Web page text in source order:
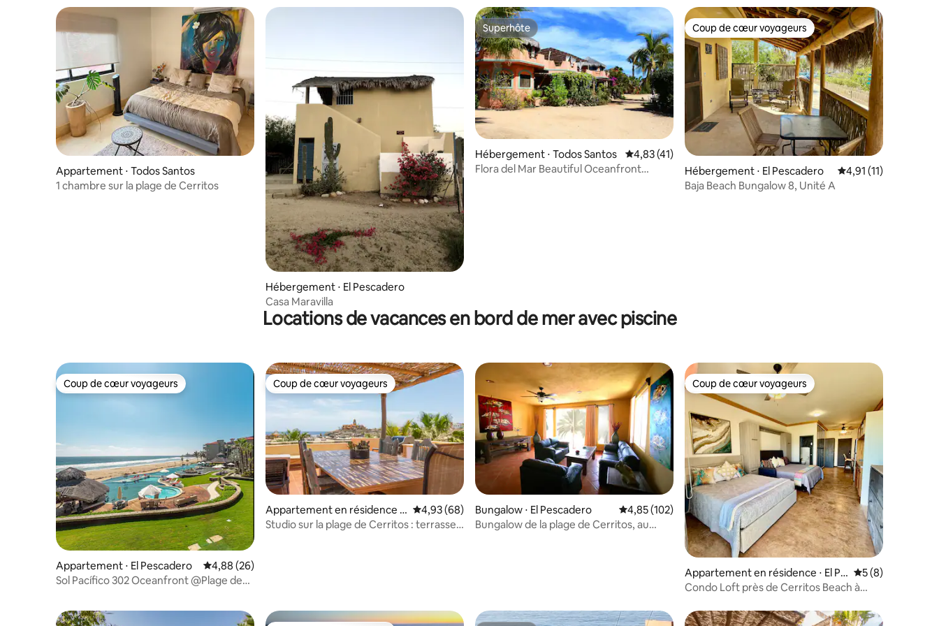
Appartement ⋅ Todos Santos
1 chambre sur la plage de Cerritos
Hébergement ⋅ El Pescadero
Casa Maravilla
Superhôte
Superhôte
Hébergement ⋅ Todos Santos Évaluation moyenne sur la base de 41 commentaires : 4,83 sur 5
4,83 (41)
Flora del Mar Beautiful Oceanfront
Coup de cœur voyageurs
Coup de cœur voyageurs
Hébergement ⋅ El Pescadero Évaluation moyenne
4,91 (11)
Baja Beach Bungalow 8, Unité A
Locations de vacances en bord de mer avec piscine
Coup de cœur voyageurs
Coup de cœur voyageurs
Appartement ⋅ El Pescadero Évaluation moyenne sur la base de 26 commentaires : 4,88 sur 5
4,88 (26)
Sol Pacífico 302 Oceanfront @Plage de
Coup de cœur voyageurs
Coup de cœur voyageurs
Appartement en résidence ⋅
El Pescadero
Évaluation moyenne sur la base de 68 commentaires : 4,93 sur 5
4,93 (68)
Studio sur la plage de Cerritos : terrasse
Bungalow ⋅ El Pescadero Évaluation moyenne sur la base de 102 commentaires : 4,85 sur 5
4,85 (102)
Bungalow de la plage de Cerritos, au
Coup de cœur voyageurs
Coup de cœur voyageurs
Appartement en résidence ⋅ El Pe
scadero
Évaluation
5 (8)
Condo Loft près de Cerritos Beach à